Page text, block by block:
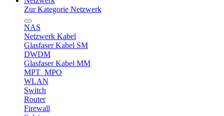
Zur Kategorie Netzwerk
NAS
Netzwerk Kabel
Glasfaser Kabel SM
DWDM
Glasfaser Kabel MM
MPT_MPO
WLAN
Switch
Router
Firewall